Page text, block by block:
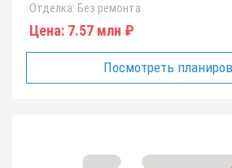
Отделка: Без ремонта
Цена: 7.57 млн ₽
Посмотреть